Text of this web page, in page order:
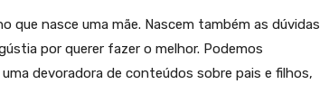
que nasce uma mãe. Nascem também as dúvidas
por querer fazer o melhor. Podemos
devoradora de conteúdos sobre pais e filhos,